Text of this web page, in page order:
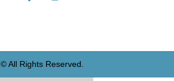
© All Rights Reserved.